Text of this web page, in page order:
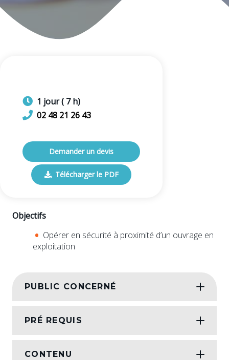
Objectifs
Opérer en sécurité à proximité d’un ouvrage en
exploitation
PUBLIC CONCERNÉ
PRÉ REQUIS
CONTENU
1 jour( 7h)
02 48 21 26 43
Demander un devis
Télécharger le PDF